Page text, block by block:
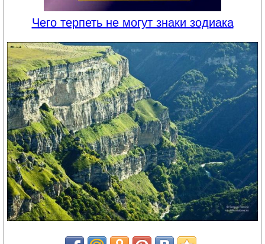
Чего терпеть не могут знаки зодиака